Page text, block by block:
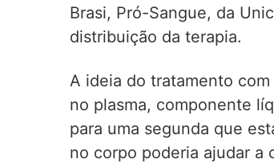
Brasi, Pró-Sangue, da
distribuição da terapia.
A ideia do tratamento
no plasma, componente
para uma segunda que
no corpo poderia ajudar a